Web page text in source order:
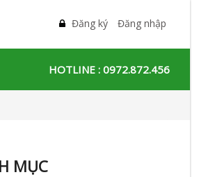
Đăng ký Đăng nhập
HOTLINE :0972.872.456
MỤC